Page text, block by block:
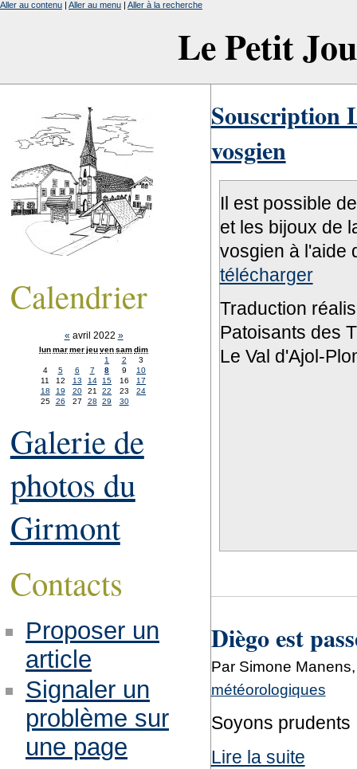
Le Petit
Aller au contenu | Aller au menu | Aller à la recherche
Souscription
vosgien
Il est possible
et les bijoux de
vosgien à l'aide
télécharger
Traduction
Patoisants des
Le Val d'Ajol-
Diègo est
Par Simone
météorologiques
Soyons prudents
Lire la suite
Calendrier
« avril 2022 »
lunmarmerjeuvensamdim
1
2
3
4
5 6 7 8 9
10
11
12 13 14 15 16
17
18
19 20 21 22 23
24
25
26 27 28 29 30
Galerie de
photos du
Girmont
Contacts
Proposer un
article
Signaler un
problème sur
une page